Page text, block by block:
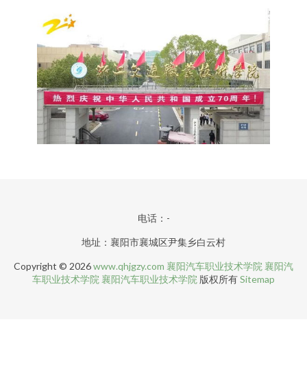
电话：-
地址：襄阳市襄城区尹集乡白云村
Copyright © 2026www.qhjgzy.com 襄阳汽车职业技术学院 襄阳汽
车职业技术学院 襄阳汽车职业技术学院 版权所有Sitemap